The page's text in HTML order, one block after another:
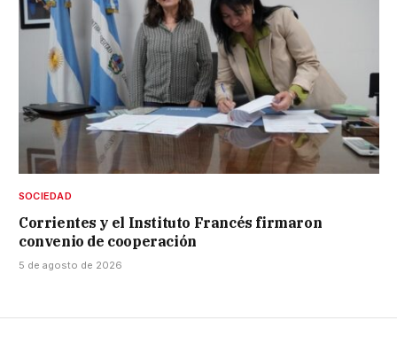
SOCIEDAD
Corrientes y el Instituto Francés firmaron
convenio de cooperación
5 de agosto de 2026